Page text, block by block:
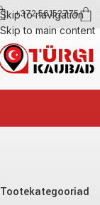
Skip to navigation
Skip to main content
+372 56152775
Tootekategooriad